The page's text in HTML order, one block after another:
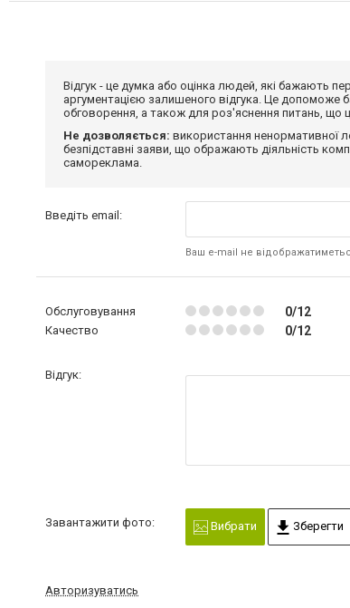
Відгук - це думка або оцінка людей, які бажають
аргументацією залишеного відгука. Це допоможе
обговорення, а також для роз'яснення питань, що
Не дозволяється: використання ненормативної
безпідставні заяви, що ображають діяльність
самореклама.
Введіть email:
Ваш e-mail не
Обслуговування 0/12
Качество 0/12
Відгук:
Завантажити фото: Вибрати Зберегти
Авторизуватись